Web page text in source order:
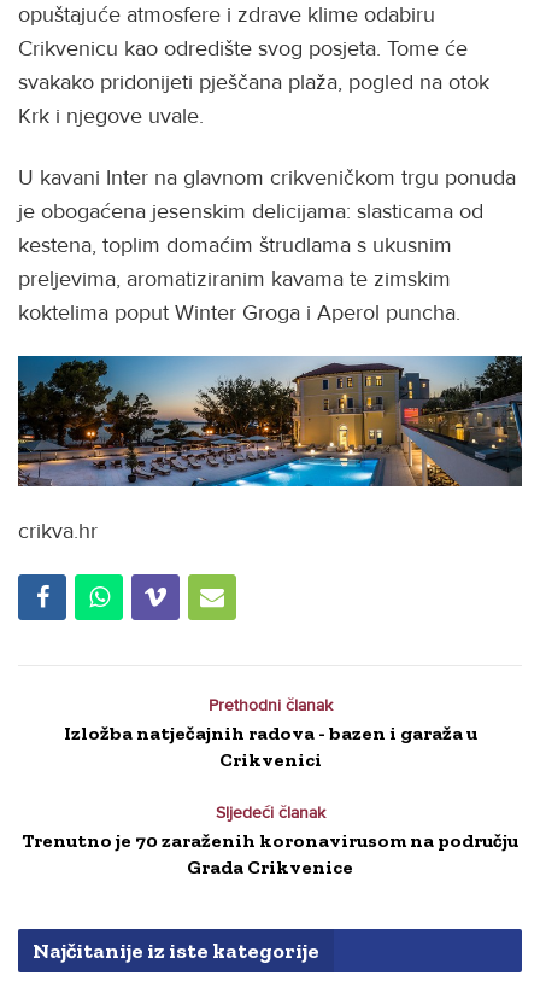
opuštajuće atmosfere i zdrave klime odabiru
Crikvenicu kao odredište svog posjeta. Tome će
svakako pridonijeti pješčana plaža, pogled na otok
Krk i njegove uvale.
U kavani Inter na glavnom crikveničkom trgu ponuda
je obogaćena jesenskim delicijama: slasticama od
kestena, toplim domaćim štrudlama s ukusnim
preljevima, aromatiziranim kavama te zimskim
koktelima poput Winter Groga i Aperol puncha.
crikva.hr
Prethodni članak
Izložba natječajnih radova - bazen i garaža u
Crikvenici
Sljedeći članak
Trenutno je 70 zaraženih koronavirusom na području
Grada Crikvenice
Najčitanije iz iste kategorije